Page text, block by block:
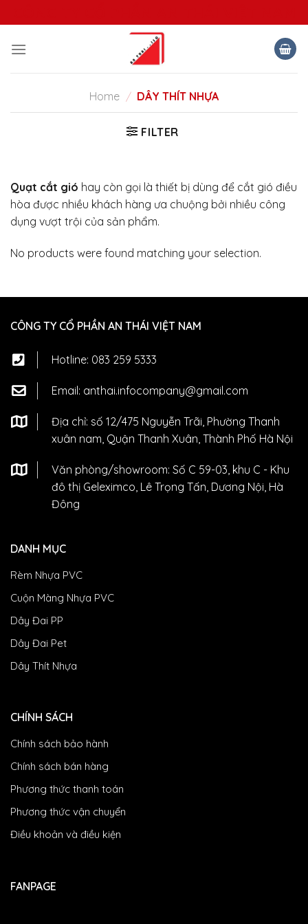
to
content
Home / DÂY THÍT NHỰA
FILTER
Quạt cắt gió hay còn gọi là thiết bị dùng để cắt gió điều
hòa được nhiều khách hàng ưa chuộng bởi nhiều công
dụng vượt trội của sản phẩm.
No products were found matching your selection.
CÔNG TY CỔ PHẦN AN THÁI VIỆT NAM
Hotline: 083 259 5333
Email: anthai.infocompany@gmail.com
Địa chỉ: số 12/475 Nguyễn Trãi, Phường Thanh
xuân nam, Quận Thanh Xuân, Thành Phố Hà Nội
Văn phòng/showroom: Số C 59-03, khu C - Khu
đô thị Geleximco, Lê Trọng Tấn, Dương Nội, Hà
Đông
DANH MỤC
Rèm Nhựa PVC
Cuộn Màng Nhựa PVC
Dây Đai PP
Dây Đai Pet
Dây Thít Nhựa
CHÍNH SÁCH
Chính sách bảo hành
Chính sách bán hàng
Phương thức thanh toán
Phương thức vận chuyển
Điều khoản và điều kiện
FANPAGE